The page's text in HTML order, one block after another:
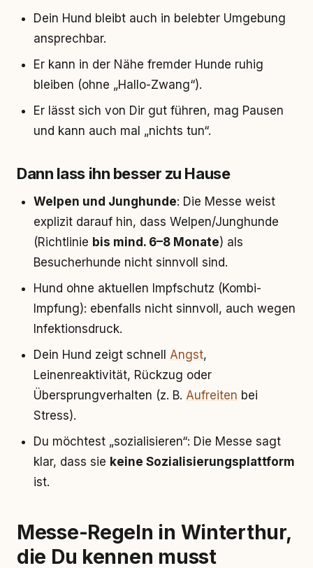
Dein Hund bleibt auch in belebter Umgebung
ansprechbar.
Er kann in der Nähe fremder Hunde ruhig
bleiben (ohne „Hallo-Zwang“).
Er lässt sich von Dir gut führen, mag Pausen
und kann auch mal „nichts tun“.
Dann lass ihn besser zu Hause
Welpen und Junghunde: Die Messe weist
explizit darauf hin, dass Welpen/Junghunde
(Richtlinie bis mind. 6–8 Monate) als
Besucherhunde nicht sinnvoll sind.
Hund ohne aktuellen Impfschutz (Kombi-
Impfung): ebenfalls nicht sinnvoll, auch wegen
Infektionsdruck.
Dein Hund zeigt schnell Angst,
Leinenreaktivität, Rückzug oder
Übersprungverhalten (z. B. Aufreiten bei
Stress).
Du möchtest „sozialisieren“: Die Messe sagt
klar, dass sie keine Sozialisierungsplattform
ist.
Messe-Regeln in Winterthur,
die Du kennen musst